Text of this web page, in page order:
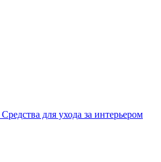
Средства для ухода за интерьером